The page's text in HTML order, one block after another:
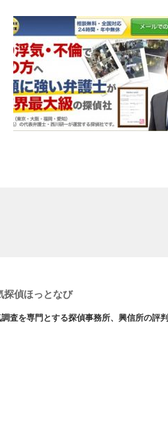
探偵ほっとなび
査を専門とする探偵事務所、興信所の評判